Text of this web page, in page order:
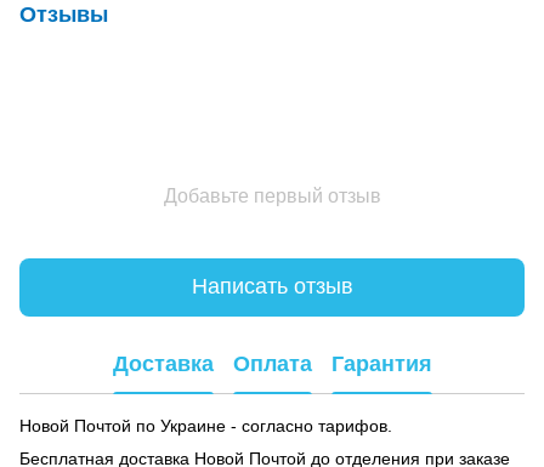
Отзывы
Добавьте первый отзыв
Написать отзыв
Доставка Оплата Гарантия
Новой Почтой по Украине - согласно тарифов.
Бесплатная доставка Новой Почтой до отделения при заказе